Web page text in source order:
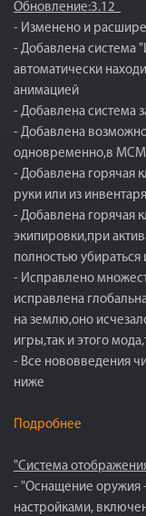
Обновление:3.12
- Изменено и
- Добавлена система
автоматически
анимацией
- Добавлена система
- Добавлена
одновременно,в МСМ
- Добавлена горячая
руки или из инвентаря
- Добавлена горячая
экипировки,при
полностью убираться
- Исправлено
исправлена
на землю,оно
игры,так и этого
- Все нововведения
ниже
Подробнее
"Система
- "Оснащение оружия
настройками,